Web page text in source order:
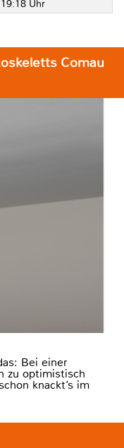
Uhr
Comau
Bei einer
zu optimistisch
knackt’s im